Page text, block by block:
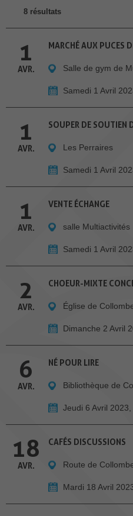
8 résultats
1
AVR.
MARCHÉ AUX PUCES
Salle de gym de
Samedi 1 Avril
1
AVR.
SOUPER DE SOUTIEN
Les Perraires
Samedi 1 Avril
1
AVR.
VENTE ÉCHANGE
salle Multiactivités
Samedi 1 Avril
2
AVR.
CHOEUR-MIXTE
Église de
Dimanche 2 Avril
6
AVR.
NÉ POUR LIRE
Bibliothèque de
Jeudi 6 Avril
18
AVR.
CAFÉS DISCUSSIONS
Route de
Mardi 18 Avril